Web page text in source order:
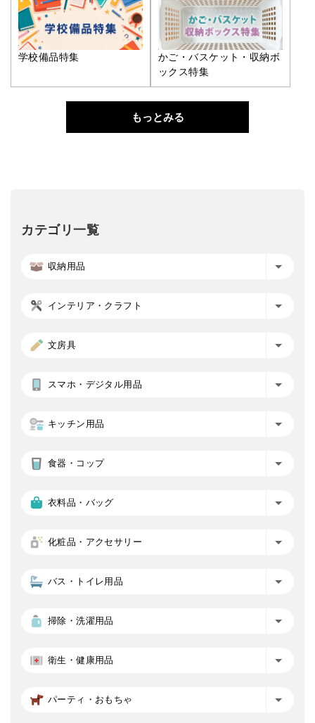
学校備品特集
かご・バスケット・収納ボ
ックス特集
もっとみる
カテゴリ一覧
収納用品
インテリア・クラフト
文房具
スマホ・デジタル用品
キッチン用品
食器・コップ
衣料品・バッグ
化粧品・アクセサリー
バス・トイレ用品
掃除・洗濯用品
衛生・健康用品
パーティ・おもちゃ